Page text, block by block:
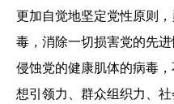
更加自觉地坚定党性原则
毒，消除一切损害党的先
侵蚀党的健康肌体的病毒
想引领力、群众组织力、